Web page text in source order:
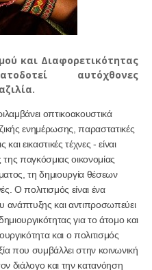
και Διαφορετικότητας
αυτόχθονες
οπτικοακουστικά
ενημέρωσης, παραστατικές
και εικαστικές τέχνες - είναι
παγκόσμιας οικονομίας
τη δημιουργία θέσεων
Ο πολιτισμός είναι ένα
ανάπτυξης και αντιπροσωπεύει
για το άτομο και
και ο πολιτισμός
που συμβάλλει στην κοινωνική
διάλογο και την κατανόηση